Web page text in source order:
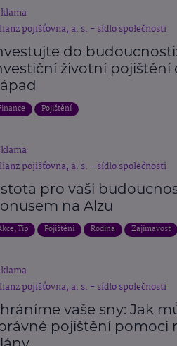
pojišťovna, a. s. - sídlo společnosti
do
životní pojištění
Pojištění
pojišťovna, a. s. - sídlo společnosti
pro vaši
na Alzu
Tip Pojištění Rodina Zajímavost
pojišťovna, a. s. - sídlo společnosti
vaše sny: Jak
pojištění pomoci